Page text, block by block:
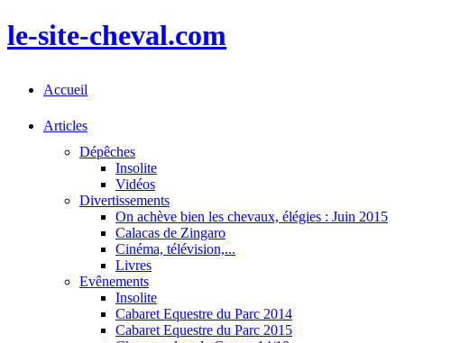
le-site-cheval.com
Accueil
Articles
Dépêches
Insolite
Vidéos
Divertissements
On achève bien les chevaux, élégies : Juin 2015
Calacas de Zingaro
Cinéma, télévision,...
Livres
Evênements
Insolite
Cabaret Equestre du Parc 2014
Cabaret Equestre du Parc 2015